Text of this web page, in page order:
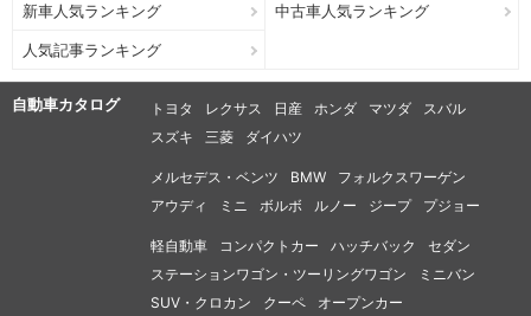
新車人気ランキング 中古車人気ランキング
人気記事ランキング
自動車カタログ トヨタ レクサス 日産 ホンダ マツダ
スバル
スズキ
三菱 ダイハツ
メルセデス・ベンツ BMW
フォルクスワーゲン
アウディ
ミニ ボルボ ルノー ジープ プジョー
軽自動車 コンパクトカー ハッチバック
セダン
ステーションワゴン・ツーリングワゴン
ミニバン
SUV・クロカン
クーペ
オープンカー